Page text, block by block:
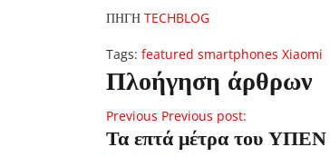
ΠΗΓΗ TECHBLOG
Tags: featured smartphones Xiaomi
Πλοήγηση άρθρων
Previous Previous post:
Τα επτά μέτρα του ΥΠΕΝ